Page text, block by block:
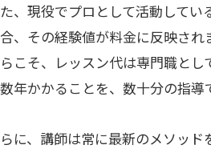
、現役でプロとして活動して
、その経験値が料金に反映され
こそ、レッスン代は専門職と
年かかることを、数十分の指導
に、講師は常に最新のメソッ